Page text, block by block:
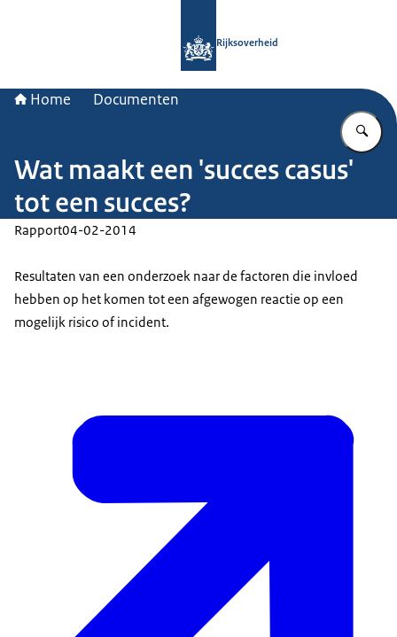
Rijksoverheid
Home Documenten
Wat maakt een 'succes casus'
tot een succes?
Rapport04-02-2014
Resultaten van een onderzoek naar de factoren die invloed
hebben op het komen tot een afgewogen reactie op een
mogelijk risico of incident.